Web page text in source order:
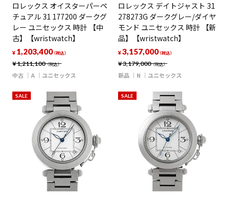
ロレックス オイスターパーペ
チュアル 31 177200 ダークグ
レー ユニセックス 時計 【中
古】【wristwatch】
¥1,211,100（税込）
¥ 1,203,400（税込）
中古 A ユニセックス
ロレックス デイトジャスト 31
278273G ダークグレー/ダイヤ
モンド ユニセックス 時計 【新
品】【wristwatch】
¥3,179,000（税込）
¥3,157,000（税込）
新品 N ユニセックス
SALE SALE